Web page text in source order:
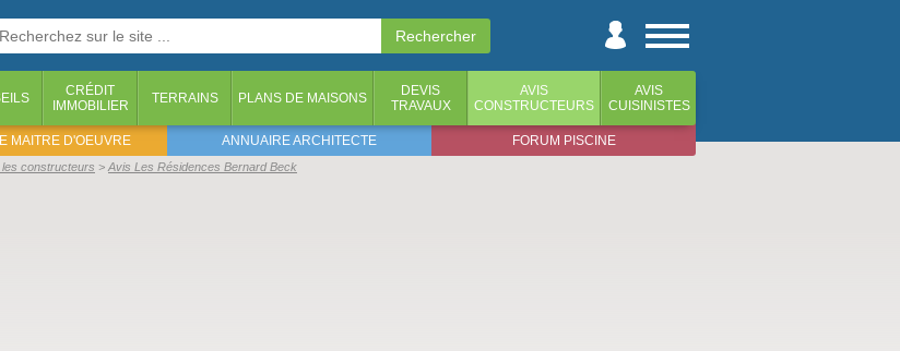
CRÉDIT
IMMOBILIER
TERRAINS PLANS DE MAISONS
DEVIS
TRAVAUX
AVIS
CONSTRUCTEURS
AVIS
CUISINISTES
MAITRE D'OEUVRE ANNUAIRE ARCHITECTE FORUM PISCINE
les constructeurs Avis Les Résidences Bernard Beck